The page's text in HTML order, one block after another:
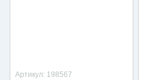
Артикул: 198567